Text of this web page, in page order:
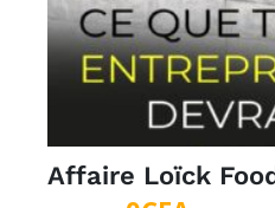
Affaire Loïck